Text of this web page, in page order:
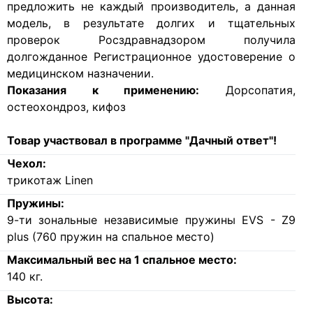
предложить не каждый производитель, а данная
модель, в результате долгих и тщательных
проверок Росздравнадзором получила
долгожданное Регистрационное удостоверение о
медицинском назначении.
Показания к применению: Дорсопатия,
остеохондроз, кифоз
Товар участвовал в программе "Дачный ответ"!
Чехол:
трикотаж Linen
Пружины:
9-ти зональные независимые пружины EVS - Z9
plus (760 пружин на спальное место)
Максимальный вес на 1 спальное место:
140 кг.
Высота: